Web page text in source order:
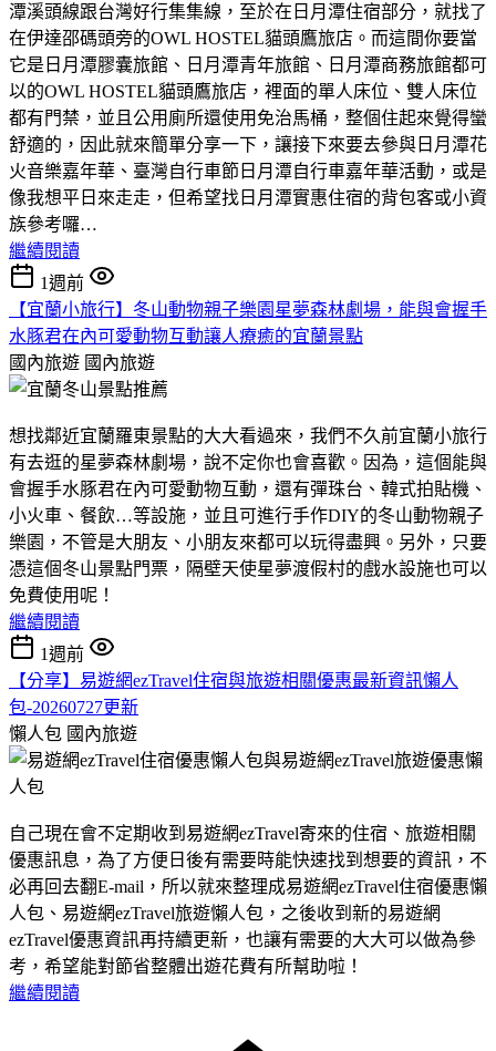
潭溪頭線跟台灣好行集集線，至於在日月潭住宿部分，就找了
在伊達邵碼頭旁的OWL HOSTEL貓頭鷹旅店。而這間你要當
它是日月潭膠囊旅館、日月潭青年旅館、日月潭商務旅館都可
以的OWL HOSTEL貓頭鷹旅店，裡面的單人床位、雙人床位
都有門禁，並且公用廁所還使用免治馬桶，整個住起來覺得蠻
舒適的，因此就來簡單分享一下，讓接下來要去參與日月潭花
火音樂嘉年華、臺灣自行車節日月潭自行車嘉年華活動，或是
像我想平日來走走，但希望找日月潭實惠住宿的背包客或小資
族參考囉…
繼續閱讀
1週前
【宜蘭小旅行】冬山動物親子樂園星夢森林劇場，能與會握手
水豚君在內可愛動物互動讓人療癒的宜蘭景點
國內旅遊 國內旅遊
想找鄰近宜蘭羅東景點的大大看過來，我們不久前宜蘭小旅行
有去逛的星夢森林劇場，說不定你也會喜歡。因為，這個能與
會握手水豚君在內可愛動物互動，還有彈珠台、韓式拍貼機、
小火車、餐飲…等設施，並且可進行手作DIY的冬山動物親子
樂園，不管是大朋友、小朋友來都可以玩得盡興。另外，只要
憑這個冬山景點門票，隔壁天使星夢渡假村的戲水設施也可以
免費使用呢！
繼續閱讀
1週前
【分享】易遊網ezTravel住宿與旅遊相關優惠最新資訊懶人
包-20260727更新
懶人包 國內旅遊
自己現在會不定期收到易遊網ezTravel寄來的住宿、旅遊相關
優惠訊息，為了方便日後有需要時能快速找到想要的資訊，不
必再回去翻E-mail，所以就來整理成易遊網ezTravel住宿優惠懶
人包、易遊網ezTravel旅遊懶人包，之後收到新的易遊網
ezTravel優惠資訊再持續更新，也讓有需要的大大可以做為參
考，希望能對節省整體出遊花費有所幫助啦！
繼續閱讀